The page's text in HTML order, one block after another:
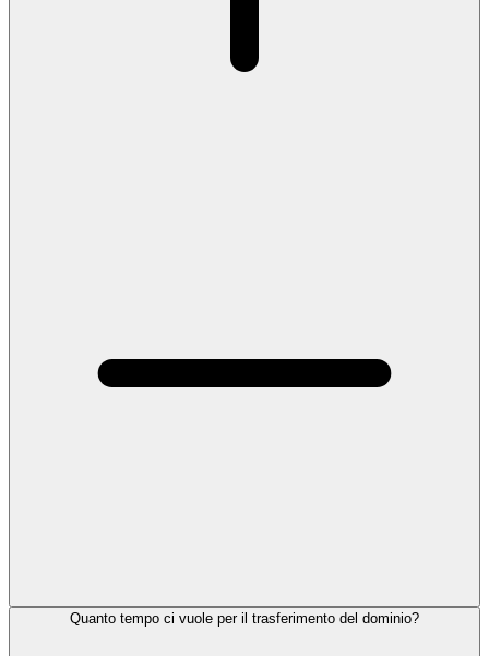
Quanto tempo ci vuole per il trasferimento del dominio?